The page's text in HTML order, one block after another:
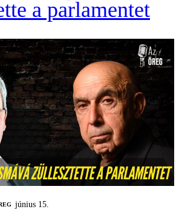
a parlamentet
június 15.